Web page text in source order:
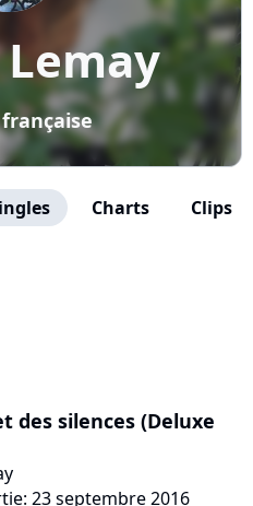
Charts Clips
des silences (Deluxe
23 septembre 2016